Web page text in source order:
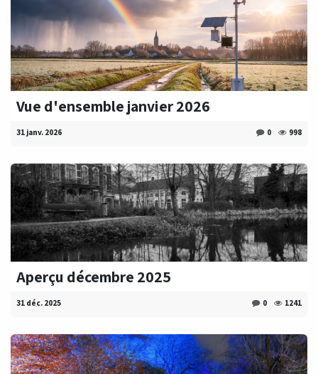
Vue d'ensemble janvier 2026
31 janv. 2026 0 998
Aperçu décembre 2025
31 déc. 2025 0 1241